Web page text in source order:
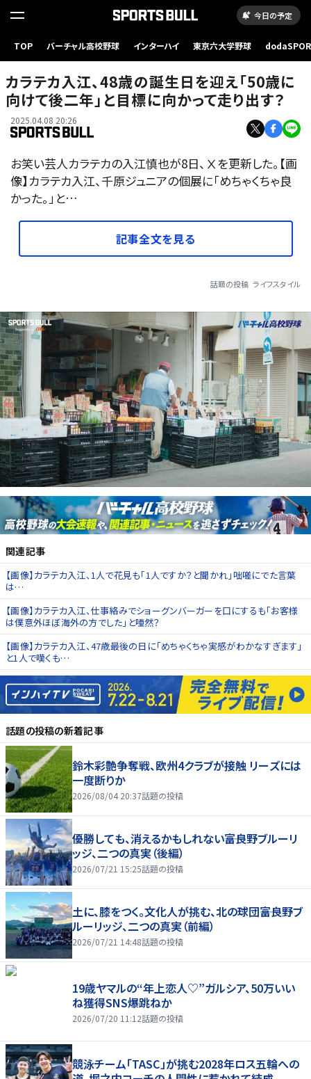
今日の予定
TOP バーチャル高校野球 インターハイ 東京六大学野球
カラテカ入江、48歳の誕生日を迎え「50歳に
向けて後二年」と目標に向かって走り出す？
2025.04.08 20:26
お笑い芸人カラテカの入江慎也が8日、Ⅹを更新した。【画
像】カラテカ入江、千原ジュニアの個展に「めちゃくちゃ良
かった。」と…
記事全文を見る
話題の投稿 ライフスタイル
関連記事
【画像】カラテカ入江、1人で花見も「1人ですか？と聞かれ」咄嗟にでた言葉
は…
【画像】カラテカ入江、仕事絡みでショーグンバーガーを口にするも「お客様
は僕意外ほぼ海外の方でした」と唖然？
【画像】カラテカ入江、47歳最後の日に「めちゃくちゃ実感がわかなすぎます」
と1人で嘆くも…
話題の投稿の新着記事
鈴木彩艶争奪戦、欧州4クラブが接触 リーズには
一度断りか
2026/08/04 20:37話題の投稿
優勝しても、消えるかもしれない――富良野ブルーリ
ッジ、二つの真実（後編）
2026/07/21 15:25話題の投稿
土に、膝をつく。文化人が挑む、北の球団――富良野ブ
ルーリッジ、二つの真実（前編）
2026/07/21 14:48話題の投稿
19歳ヤマルの“年上恋人♡”ガルシア、50万いい
ね獲得SNS爆跳ねか
2026/07/20 11:12話題の投稿
競泳チーム「TASC」が挑む2028年ロス五輪への